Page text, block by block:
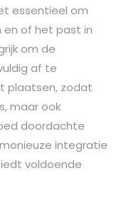
essentieel om
of het past in
om de
af te
plaatsen, zodat
maar ook
doordachte
integratie
voldoende